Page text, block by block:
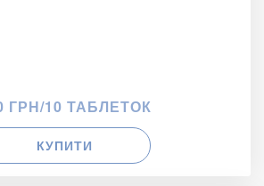
ГРН/10 ТАБЛЕТОК
КУПИТИ